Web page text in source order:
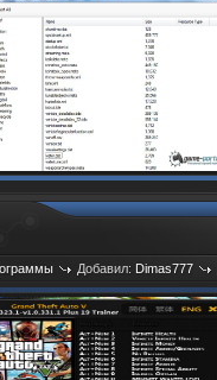
Добавил: Dimas777